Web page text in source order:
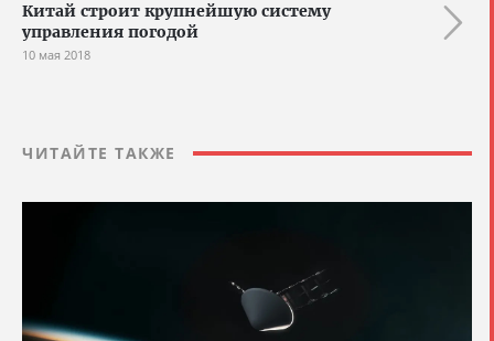
Китай строит крупнейшую систему
управления погодой
10 мая 2018
ЧИТАЙТЕ ТАКЖЕ